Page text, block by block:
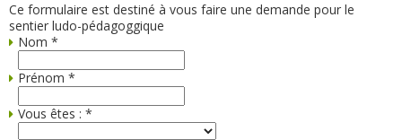
Ce formulaire est destiné à vous faire une demande pour le
sentier ludo-pédagoggique
Nom *
Prénom *
Vous êtes : *